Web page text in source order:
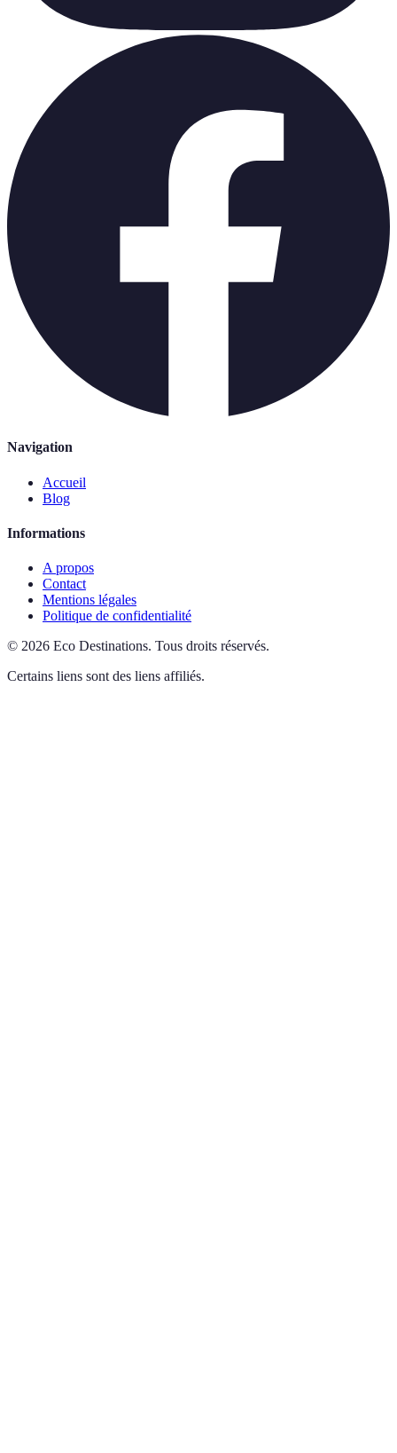
Navigation
Accueil
Blog
Informations
A propos
Contact
Mentions légales
Politique de confidentialité
© 2026 Eco Destinations. Tous droits réservés.
Certains liens sont des liens affiliés.